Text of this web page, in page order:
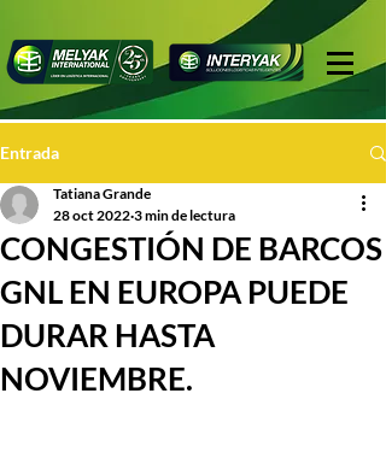
Entrada
CONGESTIÓN DE BARCOS
GNL EN EUROPA PUEDE
DURAR HASTA
NOVIEMBRE.
Tatiana Grande
28 oct 2022 3 min de lectura